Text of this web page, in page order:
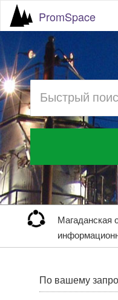
PromSpace
Магаданская
По вашему